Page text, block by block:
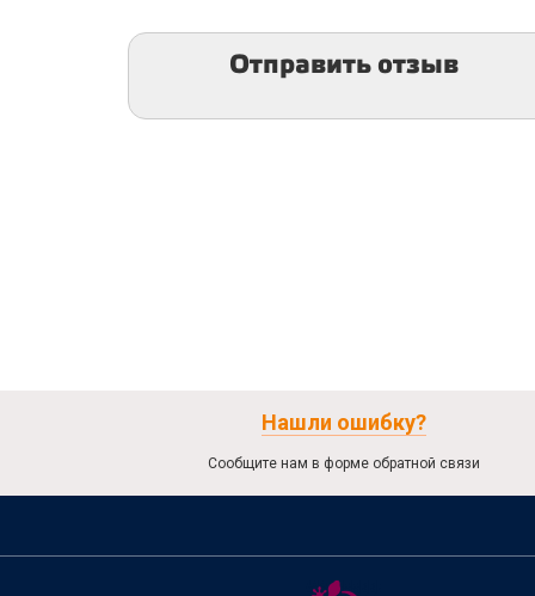
Отправить отзыв
Нашли ошибку?
Сообщите нам в форме обратной связи